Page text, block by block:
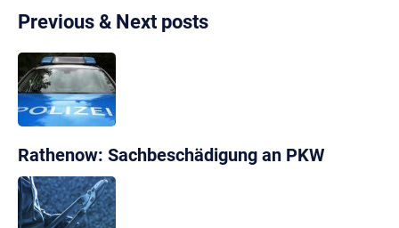
Previous & Next posts
Rathenow: Sachbeschädigung an PKW